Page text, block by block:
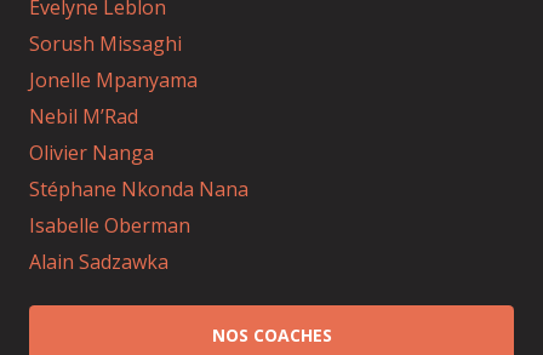
Evelyne Leblon
Sorush Missaghi
Jonelle Mpanyama
Nebil M’Rad
Olivier Nanga
Stéphane Nkonda Nana
Isabelle Oberman
Alain Sadzawka
NOS COACHES